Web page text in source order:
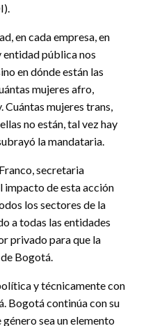
en cada empresa, en
pública nos
en dónde están las
mujeres afro,
Cuántas mujeres trans,
no están, tal vez hay
la mandataria.
secretaria
impacto de esta acción
los sectores de la
a todas las entidades
privado para que la
Bogotá.
y técnicamente con
Bogotá continúa con su
sea un elemento